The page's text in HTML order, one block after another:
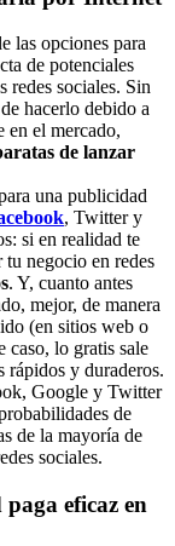
las opciones para
de potenciales
redes sociales. Sin
hacerlo debido a
en el mercado,
de lanzar
una publicidad
, Twitter y
si en realidad te
tu negocio en redes
. Y, cuanto antes
mejor, de manera
(en sitios web o
caso, lo gratis sale
rápidos y duraderos.
Google y Twitter
de
de la mayoría de
sociales.
eficaz en